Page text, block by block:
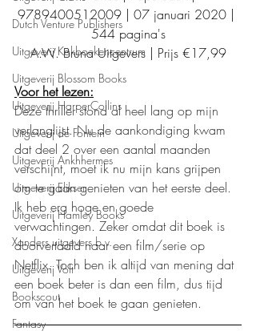
Dutch Venture Publishers
Uitgeverij Kokboekencentrum
Uitgeverij Blossom Books
Uitgeverij HarperCollins
Uitgeverij de Fontein
Uitgeverij Ankhhermes
Uitgeverij Elikser
Uitgeverij Hamley Books
Xanders uitgevers b.v.
Uitgeverij Volt
Bookscout
Fantasy
9789400512009 | 07 januari 2020 |
544 pagina's
A.W. Bruna Uitgevers | Prijs €17,99
Voor het lezen:
Deze thriller stond al heel lang op mijn
verlanglijst. Nu de aankondiging kwam
dat deel 2 over een aantal maanden
verschijnt, moet ik nu mijn kans grijpen
om te gaan genieten van het eerste deel.
Ik heb erg hoge en goede
verwachtingen. Zeker omdat dit boek is
doorvertaald naar een film/serie op
Netflix. Toch ben ik altijd van mening dat
een boek beter is dan een film, dus tijd
om van het boek te gaan genieten.